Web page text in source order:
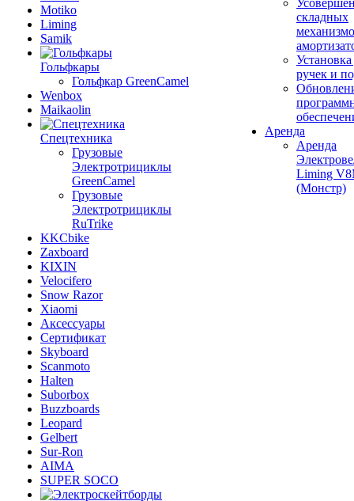
Motiko
Liming
Samik
Гольфкары
Гольфкар GreenCamel
Wenbox
Maikaolin
Спецтехника
Грузовые
Электротрициклы
GreenCamel
Грузовые
Электротрициклы
RuTrike
KKCbike
Zaxboard
KIXIN
Velocifero
Snow Razor
Xiaomi
Аксессуары
Сертификат
Skyboard
Scanmoto
Halten
Suborbox
Buzzboards
Leopard
Gelbert
Sur-Ron
AIMA
SUPER SOCO
складных
ручек и
Аренда
Аренда
Liming
(Монстр)